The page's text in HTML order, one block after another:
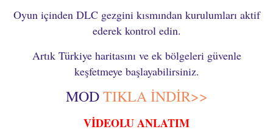
Oyun içinden DLC gezgini kısmından kurulumları aktif
ederek kontrol edin.
Artık Türkiye haritasını ve ek bölgeleri güvenle
keşfetmeye başlayabilirsiniz.
MODTIKLA İNDİR>>
VİDEOLU ANLATIM